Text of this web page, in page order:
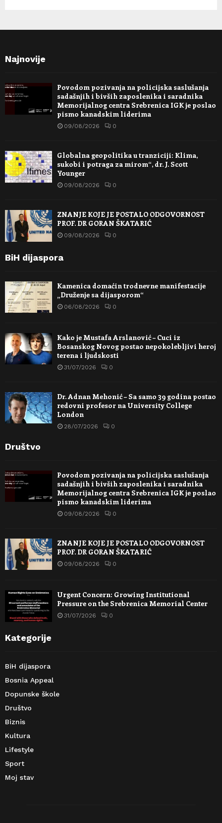
Najnovije
Povodom pozivanja na policijska saslušanja
sadašnjih i bivših zaposlenika i saradnika
Memorijalnog centra Srebrenica IGK je poslao
pismo kanadskim liderima
09/08/2026 0
Globalna geopolitika u tranziciji: Klima,
sukobi i potraga za mirom“, dr. J. Scott
Younger
09/08/2026 0
ZNANJE KOJE JE POSTALO ODGOVORNOST
PROF. DR GORAN ŠKATARIĆ
09/08/2026 0
BiH dijaspora
Kamenica domaćin trodnevne manifestacije
„Druženje sa dijasporom“
06/08/2026 0
Kako je Mustafa Arslanović – Cuci iz
Bosanskog Novog postao nepokolebljivi heroj
terena i ljudskosti
31/07/2026 0
Dr. Adnan Mehonić – Sa samo 39 godina postao
redovni profesor na University College
London
28/07/2026 0
Društvo
Povodom pozivanja na policijska saslušanja
sadašnjih i bivših zaposlenika i saradnika
Memorijalnog centra Srebrenica IGK je poslao
pismo kanadskim liderima
09/08/2026 0
ZNANJE KOJE JE POSTALO ODGOVORNOST
PROF. DR GORAN ŠKATARIĆ
09/08/2026 0
Urgent Concern: Growing Institutional
Pressure on the Srebrenica Memorial Center
31/07/2026 0
Kategorije
BiH dijaspora
Bosnia Appeal
Dopunske škole
Društvo
Biznis
Kultura
Lifestyle
Sport
Moj stav